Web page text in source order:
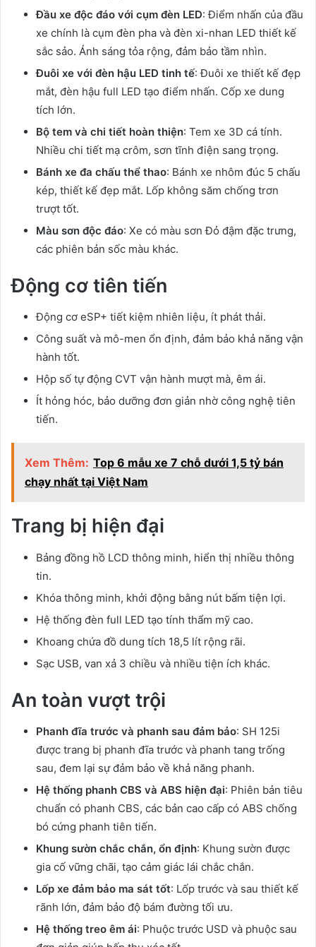
Đầu xe độc đáo với cụm đèn LED: Điểm nhấn của đầu
xe chính là cụm đèn pha và đèn xi-nhan LED thiết kế
sắc sảo. Ánh sáng tỏa rộng, đảm bảo tầm nhìn.
Đuôi xe với đèn hậu LED tinh tế: Đuôi xe thiết kế đẹp
mắt, đèn hậu full LED tạo điểm nhấn. Cốp xe dung
tích lớn.
Bộ tem và chi tiết hoàn thiện: Tem xe 3D cá tính.
Nhiều chi tiết mạ crôm, sơn tĩnh điện sang trọng.
Bánh xe đa chấu thể thao: Bánh xe nhôm đúc 5 chấu
kép, thiết kế đẹp mắt. Lốp không săm chống trơn
trượt tốt.
Màu sơn độc đáo: Xe có màu sơn Đỏ đậm đặc trưng,
các phiên bản sốc màu khác.
Động cơ tiên tiến
Động cơ eSP+ tiết kiệm nhiên liệu, ít phát thải.
Công suất và mô-men ổn định, đảm bảo khả năng vận
hành tốt.
Hộp số tự động CVT vận hành mượt mà, êm ái.
Ít hỏng hóc, bảo dưỡng đơn giản nhờ công nghệ tiên
tiến.
Xem Thêm: Top 6 mẫu xe 7 chỗ dưới 1,5 tỷ bán
chạy nhất tại Việt Nam
Trang bị hiện đại
Bảng đồng hồ LCD thông minh, hiển thị nhiều thông
tin.
Khóa thông minh, khởi động bằng nút bấm tiện lợi.
Hệ thống đèn full LED tạo tính thẩm mỹ cao.
Khoang chứa đồ dung tích 18,5 lít rộng rãi.
Sạc USB, van xả 3 chiều và nhiều tiện ích khác.
An toàn vượt trội
Phanh đĩa trước và phanh sau đảm bảo: SH 125i
được trang bị phanh đĩa trước và phanh tang trống
sau, đem lại sự đảm bảo về khả năng phanh.
Hệ thống phanh CBS và ABS hiện đại: Phiên bản tiêu
chuẩn có phanh CBS, các bản cao cấp có ABS chống
bó cứng phanh tiên tiến.
Khung sườn chắc chắn, ổn định: Khung sườn được
gia cố vững chãi, tạo cảm giác lái chắc chắn.
Lốp xe đảm bảo ma sát tốt: Lốp trước và sau thiết kế
rãnh lớn, đảm bảo độ bám đường tối ưu.
Hệ thống treo êm ái: Phuộc trước USD và phuộc sau